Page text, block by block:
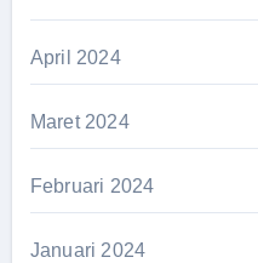
April 2024
Maret 2024
Februari 2024
Januari 2024